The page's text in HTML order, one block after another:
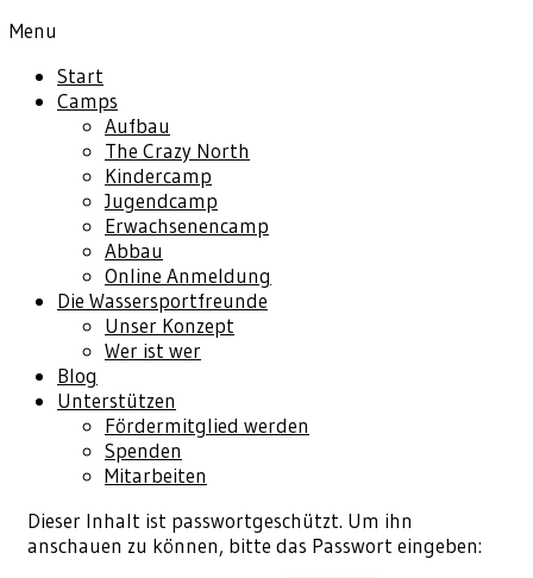
Menu
Start
Camps
Aufbau
The Crazy North
Kindercamp
Jugendcamp
Erwachsenencamp
Abbau
Online Anmeldung
Die Wassersportfreunde
Unser Konzept
Wer ist wer
Blog
Unterstützen
Fördermitglied werden
Spenden
Mitarbeiten
Dieser Inhalt ist passwortgeschützt. Um ihn
anschauen zu können, bitte das Passwort eingeben: